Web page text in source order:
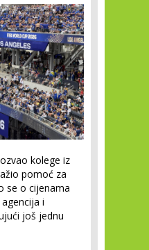
kolege iz
pomoć za
se o cijenama
i
još jednu